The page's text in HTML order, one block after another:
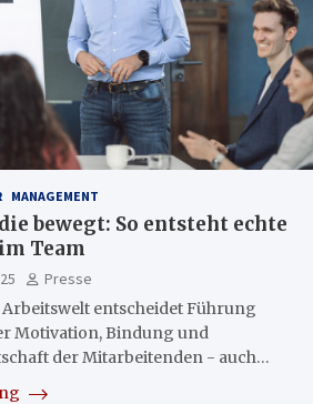
MANAGEMENT
bewegt: So entsteht echte
Team
Presse
entscheidet Führung
Motivation, Bindung und
der Mitarbeitenden - auch…